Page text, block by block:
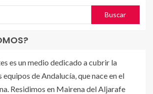
es un medio dedicado a cubrir la
de Andalucía, que nace en el
Residimos en Mairena del Aljarafe